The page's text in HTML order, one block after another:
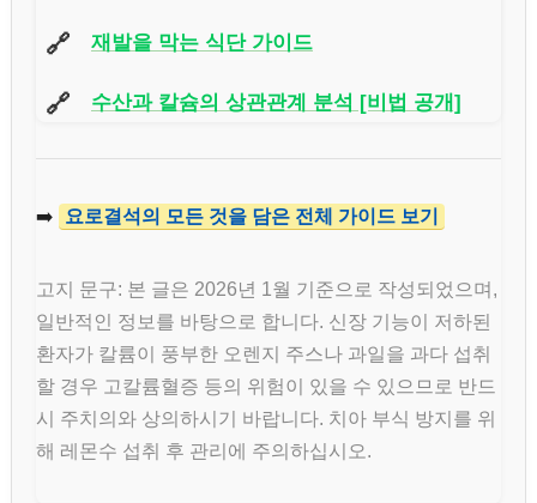
🔗 재발을 막는 식단 가이드
🔗 수산과 칼슘의 상관관계 분석 [비법 공개]
➡️ 요로결석의 모든 것을 담은 전체 가이드 보기
고지 문구: 본 글은 2026년 1월 기준으로 작성되었으며,
일반적인 정보를 바탕으로 합니다. 신장 기능이 저하된
환자가 칼륨이 풍부한 오렌지 주스나 과일을 과다 섭취
할 경우 고칼륨혈증 등의 위험이 있을 수 있으므로 반드
시 주치의와 상의하시기 바랍니다. 치아 부식 방지를 위
해 레몬수 섭취 후 관리에 주의하십시오.